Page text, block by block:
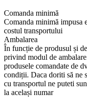
Comanda minimă
Comanda minimă impusa
costul transportului
Ambalarea
În funcție de produsul și
privind modul de
produsele comandate de
condiții. Daca doriti să ne
cu transportul ne puteti
la același numar